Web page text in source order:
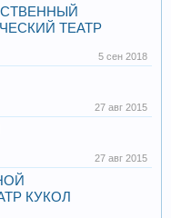
ТЕАТР
5 сен 2018
27 авг 2015
27 авг 2015
КУКОЛ